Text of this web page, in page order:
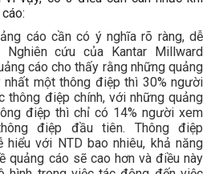
cáo cần có ý nghĩa rõ ràng, dễ
cứu của Kantar Millward
cáo cho thấy rằng những quảng
một thông điệp thì 30% người
thông điệp chính, với những quảng
điệp thì chỉ có 14% người xem
điệp đầu tiên. Thông điệp
hiểu với NTD bao nhiêu, khả năng
quảng cáo sẽ cao hơn và điều này